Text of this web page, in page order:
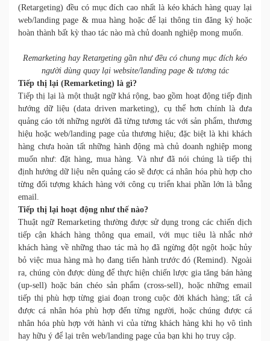
(Retargeting) đều có mục đích cao nhất là kéo khách hàng quay lại
web/landing page & mua hàng hoặc để lại thông tin đăng ký hoặc
hoàn thành bất kỳ thao tác nào mà chủ doanh nghiệp mong muốn.
Remarketing hay Retargeting gần như đều có chung mục đích kéo
người dùng quay lại website/landing page & tương tác
Tiếp thị lại (Remarketing) là gì?
Tiếp thị lại là một thuật ngữ khá rộng, bao gồm hoạt động tiếp định
hướng dữ liệu (data driven marketing), cụ thể hơn chính là đưa
quảng cáo tới những người đã từng tương tác với sản phẩm, thương
hiệu hoặc web/landing page của thương hiệu; đặc biệt là khi khách
hàng chưa hoàn tất những hành động mà chủ doanh nghiệp mong
muốn như: đặt hàng, mua hàng. Và như đã nói chúng là tiếp thị
định hướng dữ liệu nên quảng cáo sẽ được cá nhân hóa phù hợp cho
từng đối tượng khách hàng với công cụ triển khai phần lớn là bằng
email.
Tiếp thị lại hoạt động như thế nào?
Thuật ngữ Remarketing thường được sử dụng trong các chiến dịch
tiếp cận khách hàng thông qua email, với mục tiêu là nhắc nhớ
khách hàng về những thao tác mà họ đã ngừng đột ngột hoặc hủy
bỏ việc mua hàng mà họ đang tiến hành trước đó (Remind). Ngoài
ra, chúng còn được dùng để thực hiện chiến lược gia tăng bán hàng
(up-sell) hoặc bán chéo sản phẩm (cross-sell), hoặc những email
tiếp thị phù hợp từng giai đoạn trong cuộc đời khách hàng; tất cả
được cá nhân hóa phù hợp đến từng người, hoặc chúng được cá
nhân hóa phù hợp với hành vi của từng khách hàng khi họ vô tình
hay hữu ý để lại trên web/landing page của bạn khi họ truy cập.